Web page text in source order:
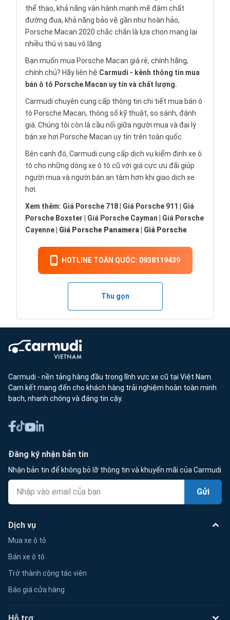
thể thao, khả năng vận hành mạnh mẽ đậm chất
đường đua, khả năng bảo vệ gần như hoàn hảo,
Porsche Macan 2020 chắc chắn là lựa chọn mang lại
nhiều thú vị sau vô lăng.
Bạn muốn mua Porsche Macan giá rẻ, chính hãng,
chính chủ? Hãy liên hệ Carmudi - kênh thông tin mua
bán ô tô Porsche Macan uy tín và chất lượng.
Carmudi chuyên cung cấp thông tin chi tiết mua bán ô
tô Porsche Macan, thông số kỹ thuật, so sánh, đánh
giá. Chúng tôi còn là cầu nối giữa người mua và đại lý
bán xe hơi Porsche Macan uy tín trên toàn quốc.
Bên cạnh đó, Carmudi cung cấp dịch vụ kiểm định xe ô
tô cho những dòng xe ô tô cũ với giá cực ưu đãi giúp
người mua và người bán an tâm hơn khi giao dịch xe
hơi.
Xem thêm: Giá Porsche 718 Giá Porsche 911
Giá
Porsche Boxster
Giá Porsche Cayman
Giá Porsche
Cayenne
Giá Porsche Panamera Giá Porsche
HOTLINE TOÀN QUỐC: 0938119439
Thu gọn
Carmudi - nền tảng hàng đầu trong lĩnh vực xe cũ tại Việt Nam.
Cam kết mang đến cho khách hàng trải nghiệm hoàn toàn minh
bạch, nhanh chóng và đáng tin cậy.
Đăng ký nhận bản tin
Nhận bản tin để không bỏ lỡ thông tin và khuyến mãi của Carmudi
Gửi
Dịch vụ
Mua xe ô tô
Bán xe ô tô
Trở thành cộng tác viên
Báo giá cửa hàng